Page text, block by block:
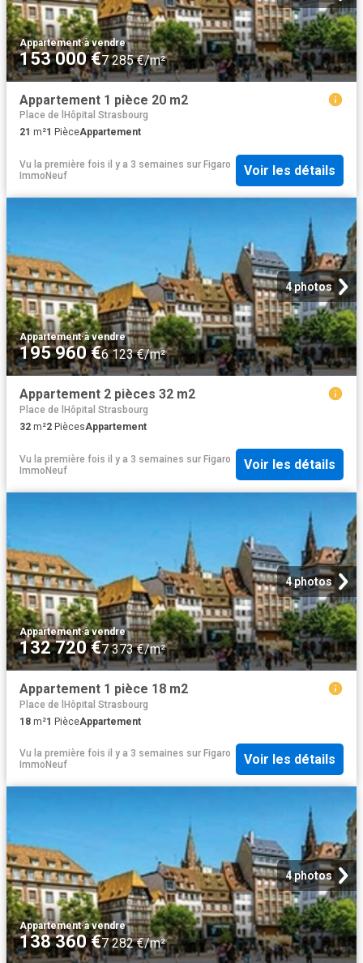
Appartement·à vendre
153 000 €7 285 €/m²
Appartement 1 pièce 20 m2
Place de lHôpital Strasbourg
21 m²1 PièceAppartement
Vu la première fois il y a 3 semaines sur Figaro
ImmoNeuf
Voir les détails
4 photos
Appartement·à vendre
195 960 €6 123 €/m²
Appartement 2 pièces 32 m2
Place de lHôpital Strasbourg
32 m²2 PiècesAppartement
Vu la première fois il y a 3 semaines sur Figaro
ImmoNeuf
Voir les détails
4 photos
Appartement·à vendre
132 720 €7 373 €/m²
Appartement 1 pièce 18 m2
Place de lHôpital Strasbourg
18 m²1 PièceAppartement
Vu la première fois il y a 3 semaines sur Figaro
ImmoNeuf
Voir les détails
4 photos
Appartement·à vendre
138 360 €7 282 €/m²